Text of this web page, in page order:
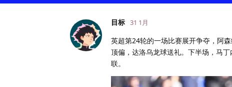
目标 31 1月
英超第24轮的一场比赛展开争夺，阿
顶偏，达洛乌龙球送礼。下半场，马
联。